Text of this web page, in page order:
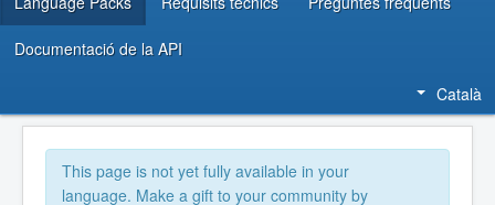
Documentació de la API
Català
This page is not yet fully available in your
language. Make a gift to your community by